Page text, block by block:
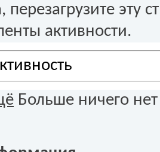
перезагрузите эту
активности.
Больше ничего нет